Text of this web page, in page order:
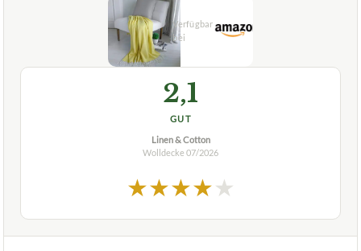
2,1
GUT
Linen & Cotton
Wolldecke 07/2026
★★★★★